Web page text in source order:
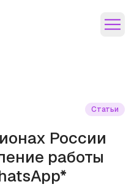
Статьи
России
работы